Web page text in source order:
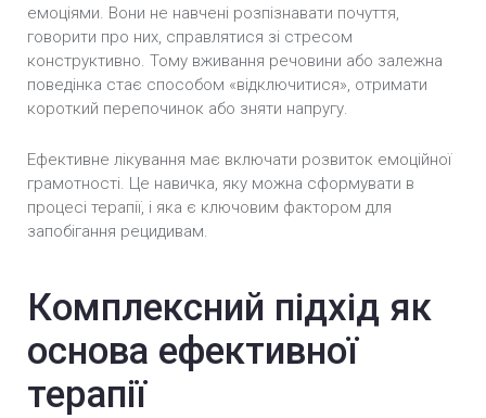
емоціями. Вони не навчені розпізнавати почуття,
говорити про них, справлятися зі стресом
конструктивно. Тому вживання речовини або залежна
поведінка стає способом «відключитися», отримати
короткий перепочинок або зняти напругу.
Ефективне лікування має включати розвиток емоційної
грамотності. Це навичка, яку можна сформувати в
процесі терапії, і яка є ключовим фактором для
запобігання рецидивам.
Комплексний підхід як
основа ефективної
терапії